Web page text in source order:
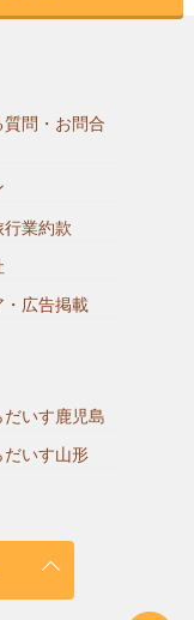
質問・お問合
業約款
・広告掲載
だいす鹿児島
だいす山形